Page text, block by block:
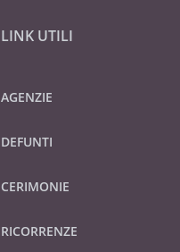
LINK UTILI
AGENZIE
DEFUNTI
CERIMONIE
RICORRENZE